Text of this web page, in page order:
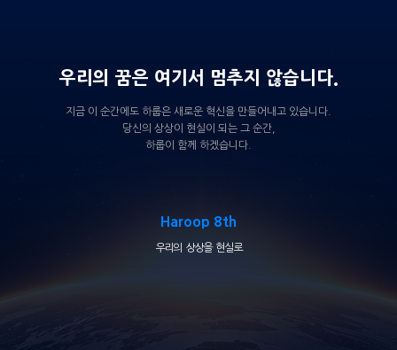
우리의 꿈은 여기서 멈추지 않습니다.
지금 이 순간에도 하룹은 새로운 혁신을 만들어내고 있습니다.
당신의 상상이 현실이 되는 그 순간,
하룹이 함께 하겠습니다.
Haroop 8th
우리의 상상을 현실로